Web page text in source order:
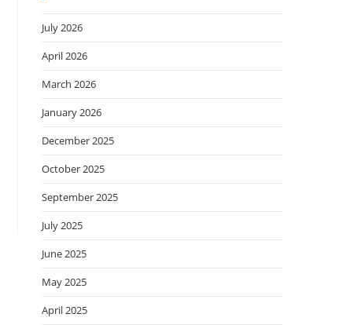
July 2026
April 2026
March 2026
January 2026
December 2025
October 2025
September 2025
July 2025
June 2025
May 2025
April 2025